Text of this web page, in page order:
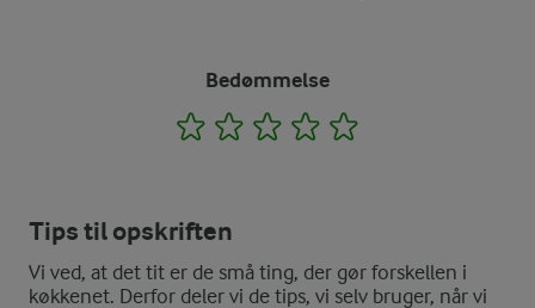
Bedømmelse
1 2 3 4
Tips til opskriften
Vi ved, at det tit er de små ting, der gør forskellen i
køkkenet. Derfor deler vi de tips, vi selv bruger, når vi